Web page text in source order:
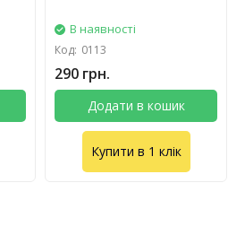
В наявності
Код: 0113
290 грн.
Додати в кошик
Купити в 1 клік